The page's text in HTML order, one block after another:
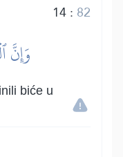
14: 82
وَإِنَّ
biće u